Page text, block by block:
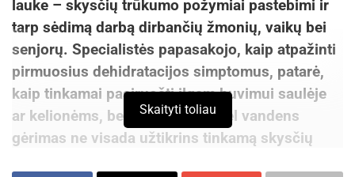
lauke – skysčių trūkumo požymiai pastebimi ir
tarp sėdimą darbą dirbančių žmonių, vaikų bei
senjorų. Specialistės papasakojo, kaip atpažinti
pirmuosius dehidratacijos simptomus, patarė,
kaip tinkamai pasiruošti ilgam buvimui saulėje
ar kelionėms, bei atskleidė, kodėl vandens
gėrimas ne visada užtikrins tinkamą skysčių
Skaityti toliau